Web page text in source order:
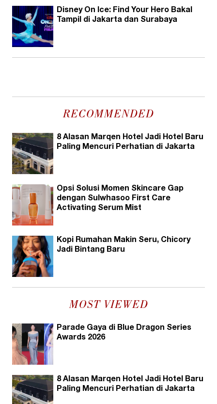
Disney On Ice: Find Your Hero Bakal
Tampil di Jakarta dan Surabaya
RECOMMENDED
8 Alasan Marqen Hotel Jadi Hotel Baru
Paling Mencuri Perhatian di Jakarta
Opsi Solusi Momen Skincare Gap
dengan Sulwhasoo First Care
Activating Serum Mist
Kopi Rumahan Makin Seru, Chicory
Jadi Bintang Baru
MOST VIEWED
Parade Gaya di Blue Dragon Series
Awards 2026
8 Alasan Marqen Hotel Jadi Hotel Baru
Paling Mencuri Perhatian di Jakarta